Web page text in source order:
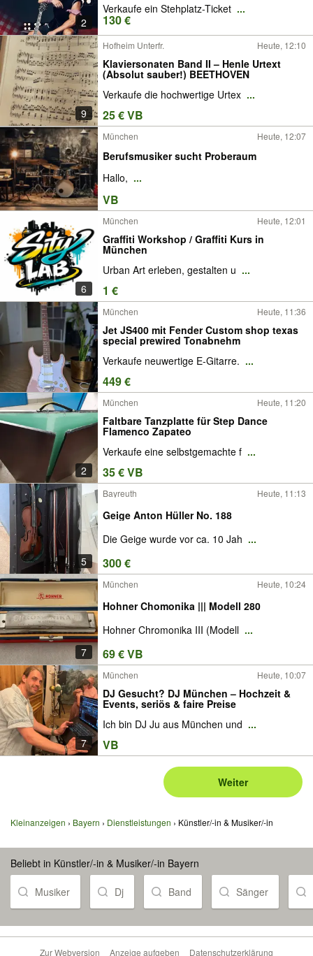
2
Verkaufe ein Stehplatz-Ticket ...
130 €
9
Hofheim Unterfr. Heute, 12:10
Klaviersonaten Band II – Henle Urtext
(Absolut sauber!) BEETHOVEN
Verkaufe die hochwertige Urtex ...
25 € VB
München Heute, 12:07
Berufsmusiker sucht Proberaum
Hallo, ...
VB
6
München Heute, 12:01
Graffiti Workshop / Graffiti Kurs in
München
Urban Art erleben, gestalten u ...
1 €
München Heute, 11:36
Jet JS400 mit Fender Custom shop texas
special prewired Tonabnehm
Verkaufe neuwertige E-Gitarre. ...
449 €
2
München Heute, 11:20
Faltbare Tanzplatte für Step Dance
Flamenco Zapateo
Verkaufe eine selbstgemachte f ...
35 € VB
5
Bayreuth Heute, 11:13
Geige Anton Hüller No. 188
Die Geige wurde vor ca. 10 Jah ...
300 €
7
München Heute, 10:24
Hohner Chomonika ||| Modell 280
Hohner Chromonika III (Modell ...
69 € VB
7
München Heute, 10:07
DJ Gesucht? DJ München – Hochzeit &
Events, seriös & faire Preise
Ich bin DJ Ju aus München und ...
VB
Weiter
Kleinanzeigen Bayern Dienstleistungen Künstler/-in & Musiker/-in
Beliebt in Künstler/-in & Musiker/-in Bayern
Musiker Dj Band Sänger
Zur Webversion Anzeige aufgeben Datenschutzerklärung